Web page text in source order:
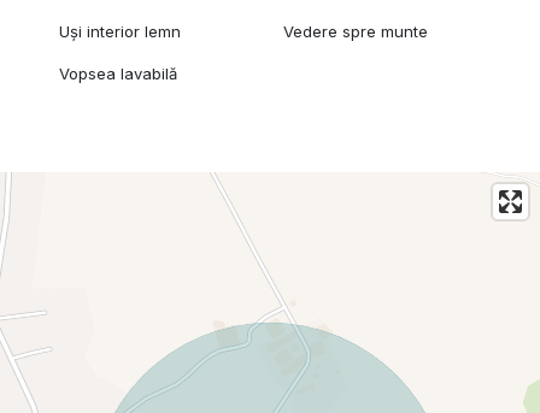
Uși interior lemn Vedere spre munte
Vopsea lavabilă